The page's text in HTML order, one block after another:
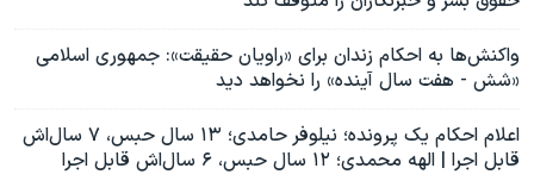
واکنش‌ها به احکام زندان برای «راویان حقیقت»: جمهوری اسلامی
«شش - هفت سال آینده» را نخواهد دید
اعلام احکام یک پرونده؛ نیلوفر حامدی؛ ۱۳ سال حبس، ۷ سال‌اش
قابل اجرا | الهه محمدی؛ ۱۲ سال حبس، ۶ سال‌اش قابل اجرا